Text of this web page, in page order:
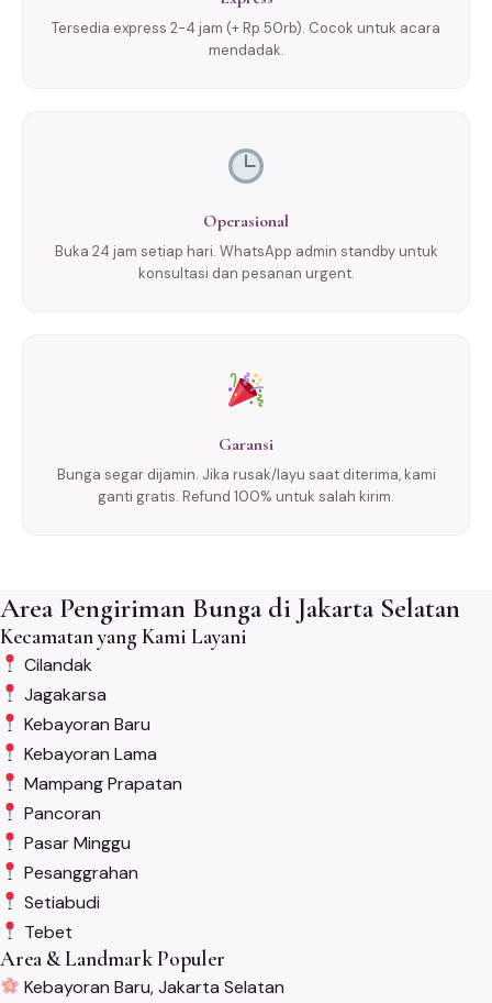
Tersedia express 2-4 jam (+ Rp 50rb). Cocok untuk acara
mendadak.
Operasional
Buka 24 jam setiap hari. WhatsApp admin standby untuk
konsultasi dan pesanan urgent.
Garansi
Bunga segar dijamin. Jika rusak/layu saat diterima, kami
ganti gratis. Refund 100% untuk salah kirim.
Area Pengiriman Bunga di Jakarta Selatan
Kecamatan yang Kami Layani
Cilandak
Jagakarsa
Kebayoran Baru
Kebayoran Lama
Mampang Prapatan
Pancoran
Pasar Minggu
Pesanggrahan
Setiabudi
Tebet
Area & Landmark Populer
Kebayoran Baru, Jakarta Selatan